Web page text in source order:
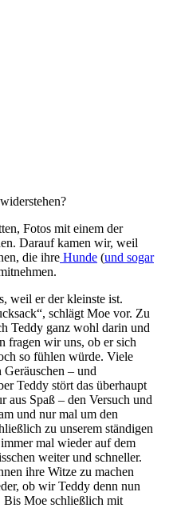
Fotos mit einem der
Darauf kamen wir, weil
die ihre Hunde (und sogar
weil er der kleinste ist.
schlägt Moe vor. Zu
Teddy ganz wohl darin und
fragen wir uns, ob er sich
so fühlen würde. Viele
– und
Teddy stört das überhaupt
Spaß – den Versuch und
und nur mal um den
zu unserem ständigen
mal wieder auf dem
weiter und schneller.
ihre Witze zu machen
ob wir Teddy denn nun
Bis Moe schließlich mit